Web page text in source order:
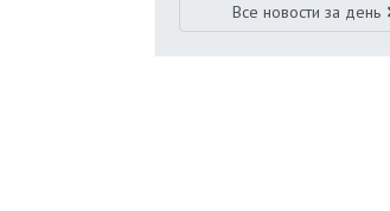
Все новости за день